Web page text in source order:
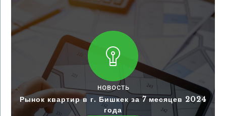
НОВОСТЬ
Рынок квартир в г. Бишкек за 7 месяцев 2024
года